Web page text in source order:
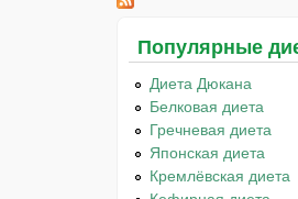
Популярные
Диета Дюкана
Белковая диета
Гречневая диета
Японская диета
Кремлёвская диета